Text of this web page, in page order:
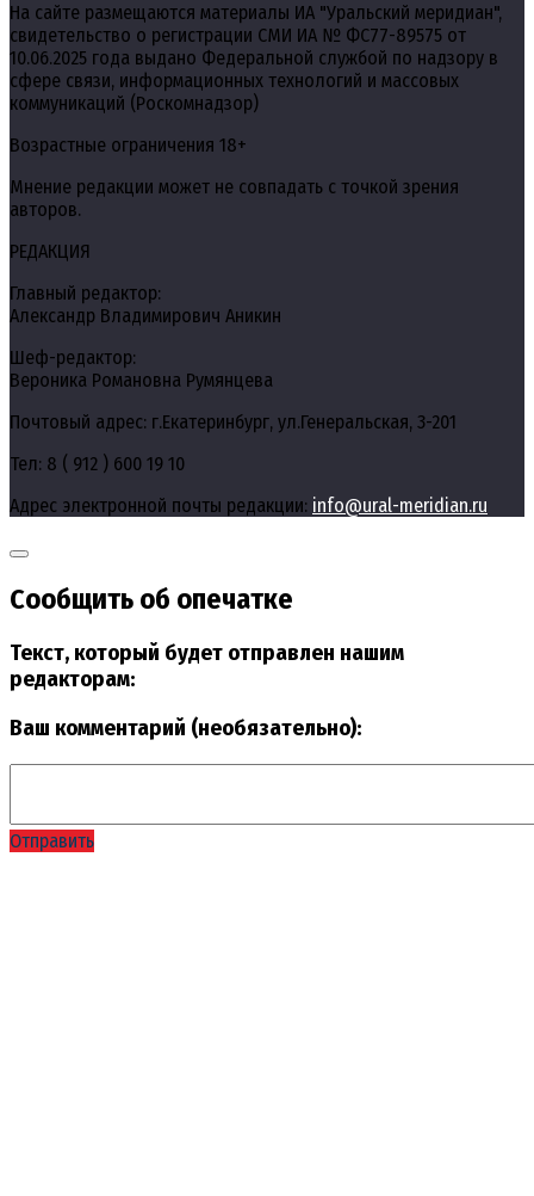
На сайте размещаются материалы ИА "Уральский меридиан",
свидетельство о регистрации СМИ ИА № ФС77-89575 от
10.06.2025 года выдано Федеральной службой по надзору в
сфере связи, информационных технологий и массовых
коммуникаций (Роскомнадзор)
Возрастные ограничения 18+
Мнение редакции может не совпадать с точкой зрения
авторов.
РЕДАКЦИЯ
Главный редактор:
Александр Владимирович Аникин
Шеф-редактор:
Вероника Романовна Румянцева
Почтовый адрес: г.Екатеринбург, ул.Генеральская, 3-201
Тел: 8 ( 912 ) 600 19 10
Адрес электронной почты редакции: info@ural-meridian.ru
Сообщить об опечатке
Текст, который будет отправлен нашим
редакторам:
Ваш комментарий (необязательно):
Отправить